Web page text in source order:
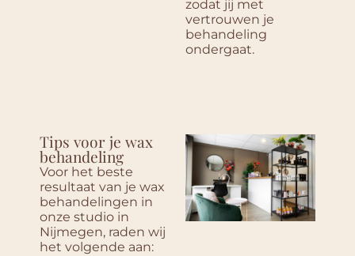
zodat jij met
vertrouwen je
behandeling
ondergaat.
Tips voor je wax
behandeling
Voor het beste
resultaat van je wax
behandelingen in
onze studio in
Nijmegen, raden wij
het volgende aan: